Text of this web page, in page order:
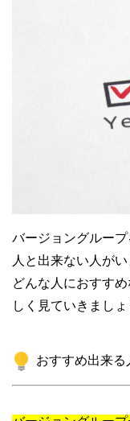
バージョングルー
人と出来ない人がい
どんな人におすす
しく見ていきましょ
おすすめ出来る